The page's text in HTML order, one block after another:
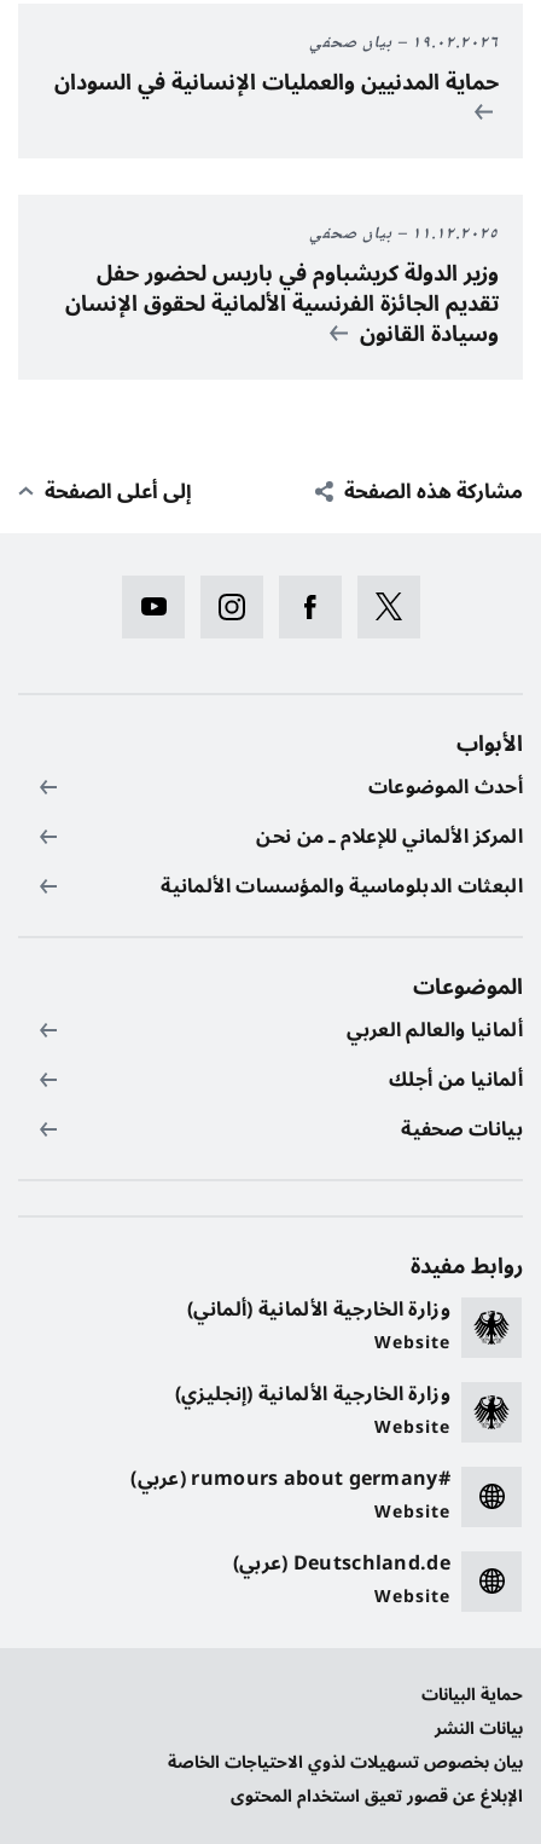
١٩.٠٢.٢٠٢٦ بيان صحفي
حماية المدنيين والعمليات الإنسانية في السودان
١١.١٢.٢٠٢٥ بيان صحفي
وزير الدولة كريشباوم في باريس لحضور حفل
تقديم الجائزة الفرنسية الألمانية لحقوق الإنسان
وسيادة القانون
مشاركة هذه الصفحة إلى أعلى الصفحة
الأبواب
أحدث الموضوعات
المركز الألماني للإعلام ـ من نحن
البعثات الدبلوماسية والمؤسسات الألمانية
الموضوعات
ألمانيا والعالم العربي
ألمانيا من أجلك
بيانات صحفية
روابط مفيدة
وزارة الخارجية الألمانية (ألماني)
Website
وزارة الخارجية الألمانية (إنجليزي)
Website
#rumours about germany (عربي)
Website
Deutschland.de (عربي)
Website
حماية البيانات
بيانات النشر
بيان بخصوص تسهيلات لذوي الاحتياجات الخاصة
الإبلاغ عن قصور تعيق استخدام المحتوى